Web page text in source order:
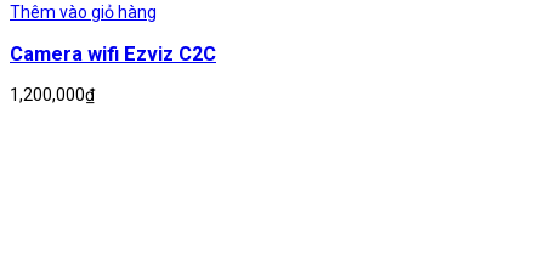
Thêm vào giỏ hàng
Camera wifi Ezviz C2C
1,200,000₫